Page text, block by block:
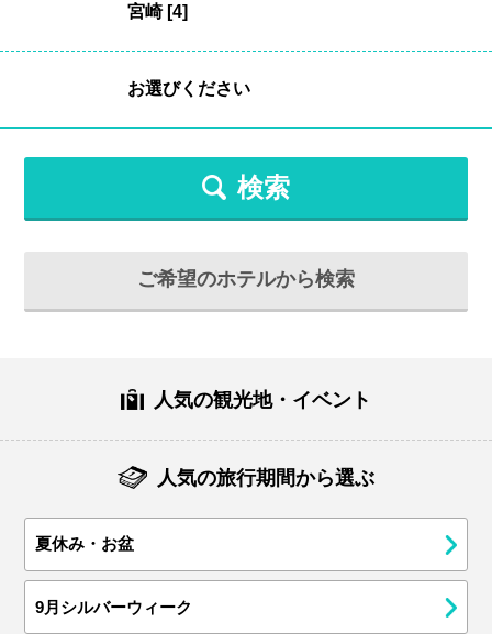
検索
ご希望のホテルから検索
人気の観光地・イベント
人気の旅行期間から選ぶ
夏休み・お盆
9月シルバーウィーク